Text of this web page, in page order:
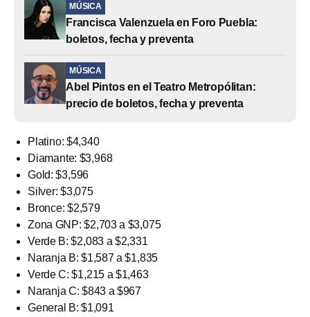
MÚSICA
Francisca Valenzuela en Foro Puebla:
boletos, fecha y preventa
MÚSICA
Abel Pintos en el Teatro Metropólitan:
precio de boletos, fecha y preventa
Platino: $4,340
Diamante: $3,968
Gold: $3,596
Silver: $3,075
Bronce: $2,579
Zona GNP: $2,703 a $3,075
Verde B: $2,083 a $2,331
Naranja B: $1,587 a $1,835
Verde C: $1,215 a $1,463
Naranja C: $843 a $967
General B: $1,091